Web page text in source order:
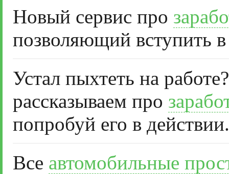
Новый сервис про
позволяющий вступить
Устал пыхтеть на
рассказываем про
попробуй его в действии.
Все автомобильные